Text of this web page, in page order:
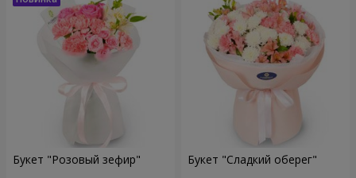
Букет "Розовый зефир" Букет "Сладкий оберег"